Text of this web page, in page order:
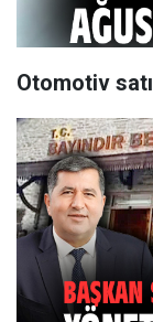
Otomotiv